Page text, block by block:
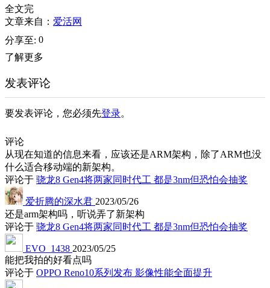
全文完
文章来自： 爱活网
分享至: 0
了解更多
发表评论
要发表评论，您必须先登录。
评论
从现在知道的信息来看，应该还是ARM架构，除了ARM也没
什么适合移动端的新架构。
评论于 骁龙8 Gen4将两家同时代工 都是3nm但恐怕会抽奖
爱折腾的深水君 2023/05/26
还是arm架构吗，听说弄了新架构
评论于 骁龙8 Gen4将两家同时代工 都是3nm但恐怕会抽奖
EVO_1438 2023/05/25
能把我拍的好看点吗
评论于 OPPO Reno10系列发布 影像性能全面提升